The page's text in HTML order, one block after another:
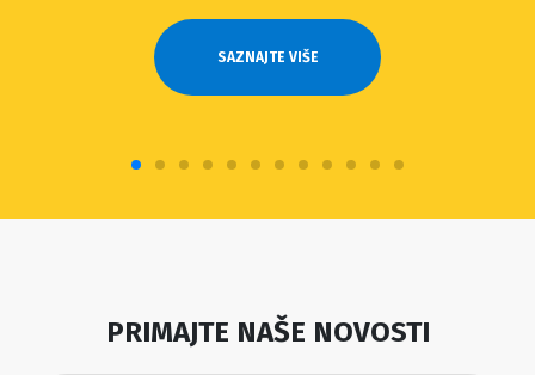
SAZNAJTE VIŠE
PRIMAJTE NAŠE NOVOSTI